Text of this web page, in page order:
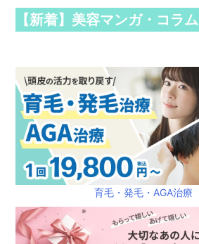
【新着】美容マンガ・コラム
育毛・発毛・AGA治療